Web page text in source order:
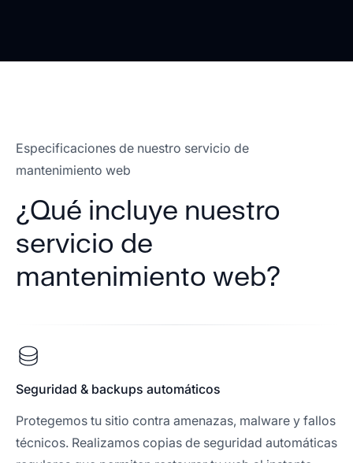
Especificaciones de nuestro servicio de
mantenimiento web
¿Qué incluye nuestro
servicio de
mantenimiento web?
Seguridad & backups automáticos
Protegemos tu sitio contra amenazas, malware y fallos
técnicos. Realizamos copias de seguridad automáticas